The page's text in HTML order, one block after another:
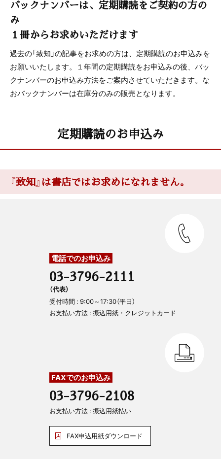
バックナンバーは、定期購読をご契約の方の
み
１冊からお求めいただけます
過去の「致知」の記事をお求めの方は、定期購読のお申込みを
お願いいたします。１年間の定期購読をお申込みの後、バッ
クナンバーのお申込み方法をご案内させていただきます。な
おバックナンバーは在庫分のみの販売となります。
定期購読のお申込み
『致知』は書店ではお求めになれません。
電話でのお申込み
03-3796-2111
（代表）
受付時間 : 9:00～17:30（平日）
お支払い方法 : 振込用紙・クレジットカード
FAXでのお申込み
03-3796-2108
お支払い方法 : 振込用紙払い
FAX申込用紙ダウンロード